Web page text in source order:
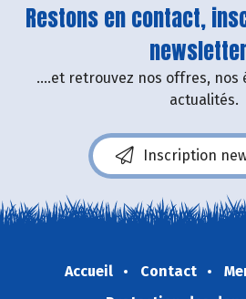
Restons en contact,
....et retrouvez nos offres, nos
actualités.
Inscription
Accueil Contact